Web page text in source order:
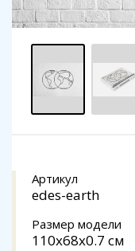
Артикул
edes-earth
Размер модели
110x68x0.7 см